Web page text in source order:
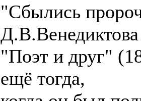
"Сбылись
Д.В.Венедиктова
"Поэт и друг"
ещё тогда,